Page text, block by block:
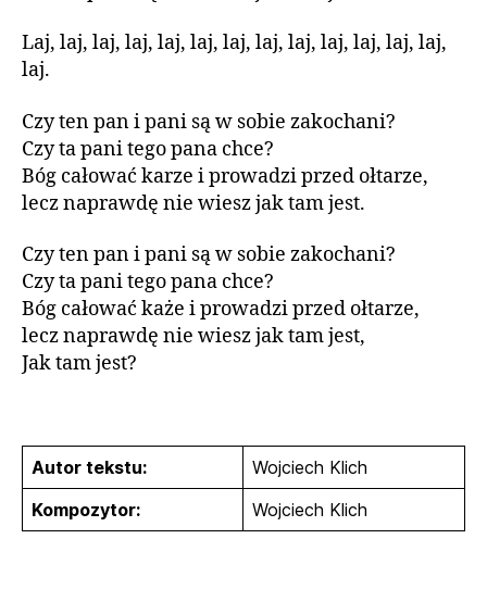
Laj, laj, laj, laj, laj, laj, laj, laj, laj, laj, laj, laj, laj,
laj.
Czy ten pan i pani są w sobie zakochani?
Czy ta pani tego pana chce?
Bóg całować karze i prowadzi przed ołtarze,
lecz naprawdę nie wiesz jak tam jest.
Czy ten pan i pani są w sobie zakochani?
Czy ta pani tego pana chce?
Bóg całować każe i prowadzi przed ołtarze,
lecz naprawdę nie wiesz jak tam jest,
Jak tam jest?
Autor tekstu:
Wojciech Klich
Kompozytor:
Wojciech Klich